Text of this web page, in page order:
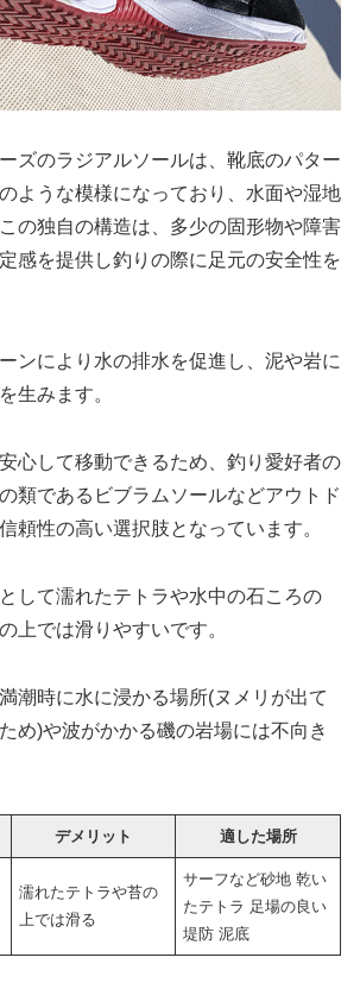
ズのラジアルソールは、靴底のパター
ような模様になっており、水面や湿地
の独自の構造は、多少の固形物や障害
感を提供し釣りの際に足元の安全性を
ンにより水の排水を促進し、泥や岩に
生みます。
心して移動できるため、釣り愛好者の
類であるビブラムソールなどアウトド
頼性の高い選択肢となっています。
して濡れたテトラや水中の石ころの
上では滑りやすいです。
潮時に水に浸かる場所(ヌメリが出て
め)や波がかかる磯の岩場には不向き
デメリット 適した場所
濡れたテトラや苔の
上では滑る
サーフなど砂地 乾い
たテトラ 足場の良い
堤防 泥底